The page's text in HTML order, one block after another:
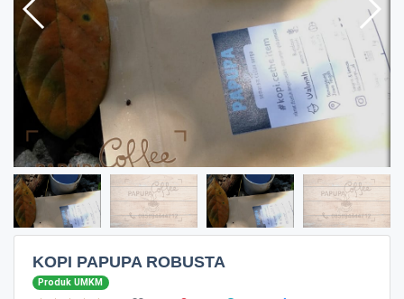
KOPI PAPUPA ROBUSTA
Produk UMKM